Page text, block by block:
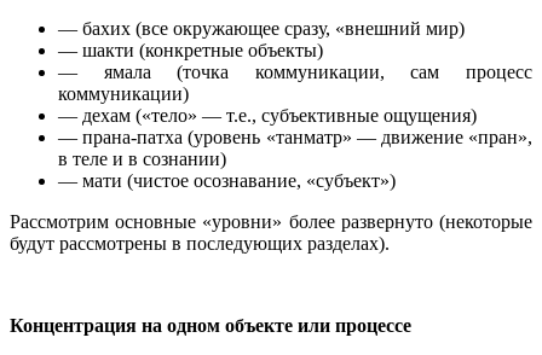
— бахих (все окружающее сразу, «внешний мир)
— шакти (конкретные объекты)
— ямала (точка коммуникации, сам процесс
коммуникации)
— дехам («тело» — т.е., субъективные ощущения)
— прана-патха (уровень «танматр» — движение «пран»,
в теле и в сознании)
— мати (чистое осознавание, «субъект»)
Рассмотрим основные «уровни» более развернуто (некоторые
будут рассмотрены в последующих разделах).
Концентрация на одном объекте или процессе